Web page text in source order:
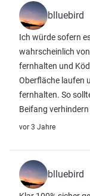
blluebird
Ich würde sofern
wahrscheinlich
fernhalten und
Oberfläche laufen
fernhalten. So
Beifang
vor 3 Jahre
blluebird